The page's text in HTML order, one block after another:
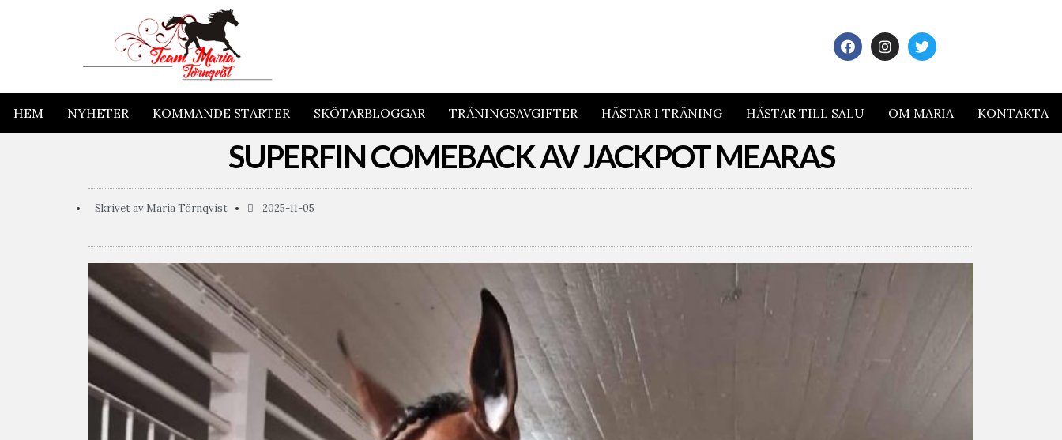
HEM NYHETER KOMMANDE STARTER SKÖTARBLOGGAR TRÄNINGSAVGIFTER HÄSTAR I TRÄNING HÄSTAR TILL SALU OM MARIA KONTAKTA
SUPERFIN COMEBACK AV JACKPOT MEARAS
Skrivet av Maria Törnqvist 2025-11-05